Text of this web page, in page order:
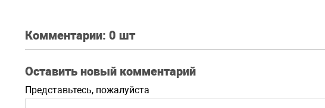
Комментарии: 0 шт
Оставить новый комментарий
Представьтесь, пожалуйста